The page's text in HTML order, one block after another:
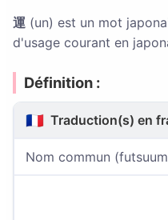
運 (un) est un mot
d'usage courant en
Définition :
🇫🇷 Traduction(s) en
Nom commun